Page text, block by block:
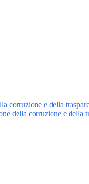
corruzione e della
della corruzione e della